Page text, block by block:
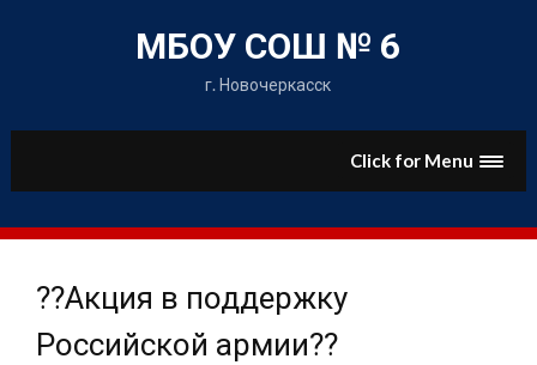
content
МБОУ СОШ № 6
г. Новочеркасск
Click for Menu
??Акция в поддержку
Российской армии??